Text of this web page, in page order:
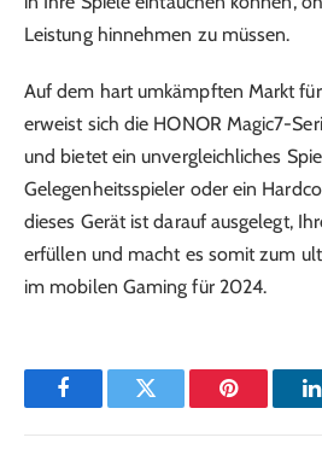
Leistung hinnehmen zu müssen.
Auf dem hart umkämpften Markt
erweist sich die HONOR Magic7-
und bietet ein unvergleichliches
Gelegenheitsspieler oder ein
dieses Gerät ist darauf ausgelegt,
erfüllen und macht es somit zum
im mobilen Gaming für 2024.
FacebookTwitter Pinterest